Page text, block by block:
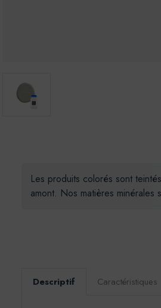
Les produits colorés sont
amont. Nos matières
Descriptif Caractéristiques